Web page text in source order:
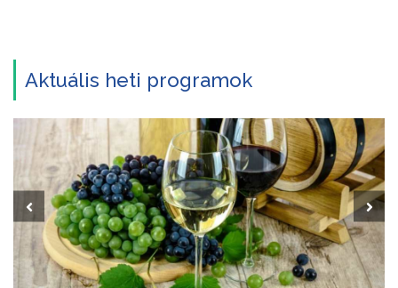
Aktuális heti programok